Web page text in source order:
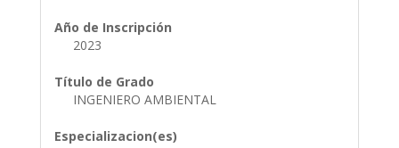
Año de Inscripción
2023
Título de Grado
INGENIERO AMBIENTAL
Especializacion(es)